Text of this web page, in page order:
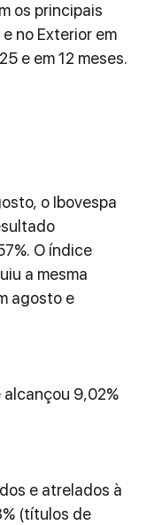
os principais
no Exterior em
e em 12 meses.
o Ibovespa
O índice
a mesma
agosto e
alcançou 9,02%
e atrelados à
(títulos de